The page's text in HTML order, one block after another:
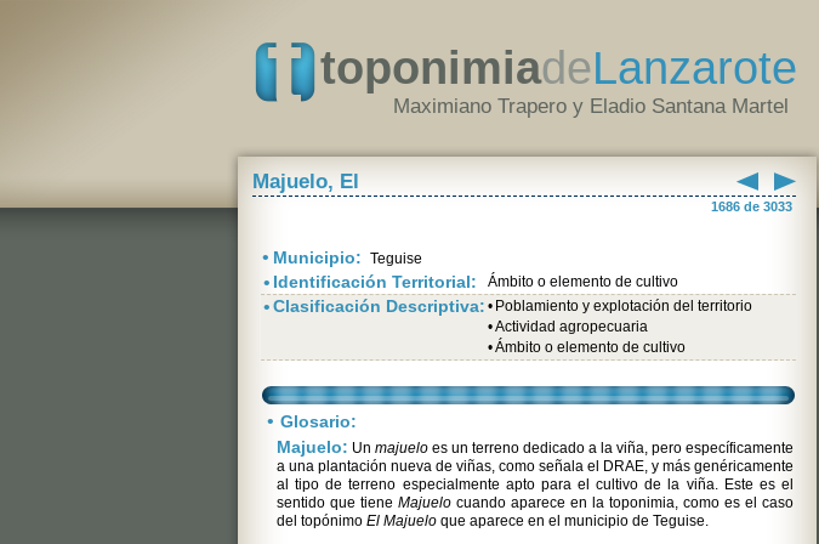
toponimiadeLanzarote
Maximiano Trapero y Eladio Santana Martel
Majuelo, El
1686 de 3033
• Municipio: Teguise
• Identificación Territorial: Ámbito o elemento de cultivo
•Clasificación Descriptiva: • Poblamiento y explotación del territorio
•Actividad agropecuaria
•Ámbito o elemento de cultivo
• Glosario:
Majuelo: Un majuelo es un terreno dedicado a la viña, pero específicamente
a una plantación nueva de viñas, como señala el DRAE, y más genéricamente
al tipo de terreno especialmente apto para el cultivo de la viña. Este es el
sentido que tiene Majuelo cuando aparece en la toponimia, como es el caso
del topónimo El Majuelo que aparece en el municipio de Teguise.